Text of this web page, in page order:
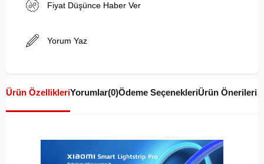
Fiyat Düşünce Haber Ver
Yorum Yaz
Ürün ÖzellikleriYorumlar(0)Ödeme SeçenekleriÜrün Önerileri